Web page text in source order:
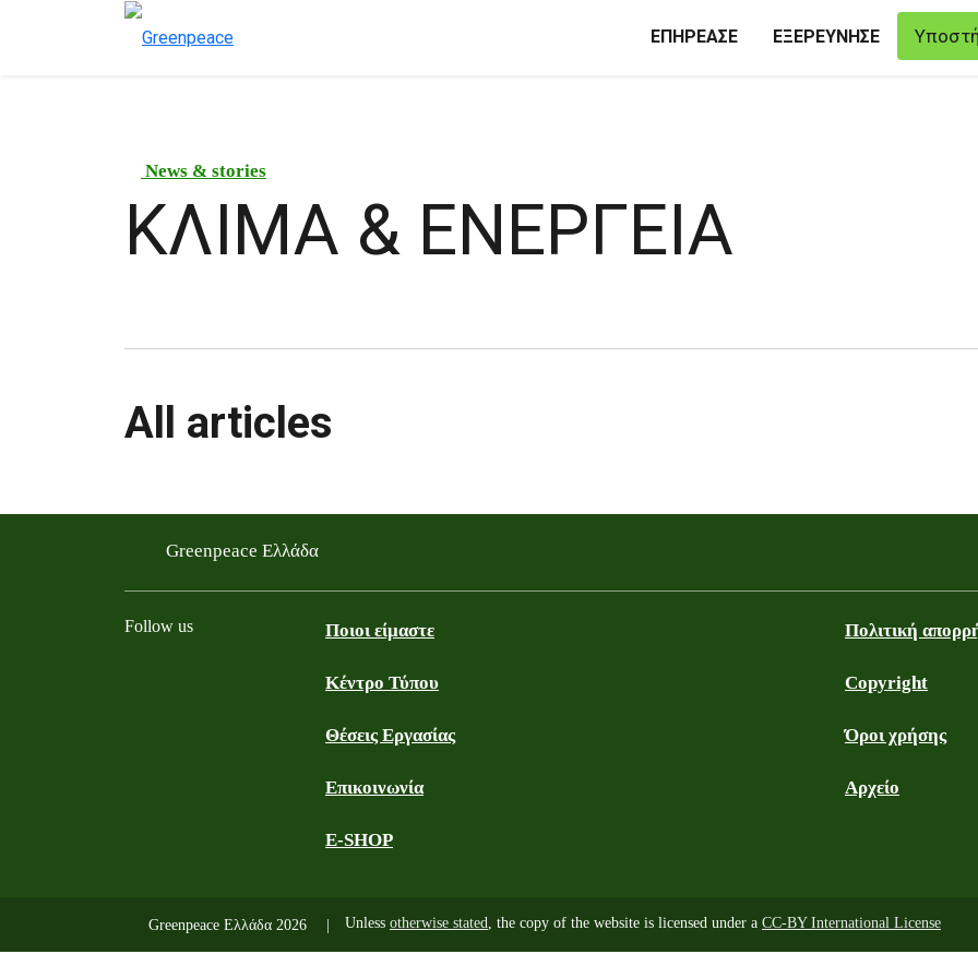
ΕΠΗΡΕΑΣΕ ΕΞΕΡΕΥΝΗΣΕ
News & stories
ΚΛΙΜΑ & ΕΝΕΡΓΕΙΑ
All articles
Greenpeace Ελλάδα
Follow us Ποιοι είμαστε
Κέντρο Τύπου
Θέσεις Εργασίας
Επικοινωνία
E-SHOP
Πολιτική
Copyright
Όροι χρήσης
Αρχείο
Greenpeace Ελλάδα 2026 Unless otherwise stated, the copy of the website is licensed under a CC-BY International License